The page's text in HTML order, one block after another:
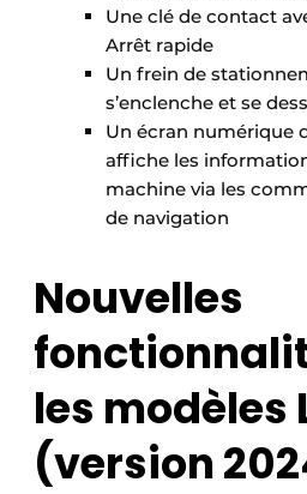
Une clé de contact
Arrêt rapide
Un frein de
s’enclenche et se
Un écran numérique
affiche les
machine via les
de navigation
Nouvelles
les modèles
(version